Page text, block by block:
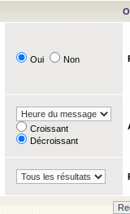
Oui Non
Croissant
Décroissant